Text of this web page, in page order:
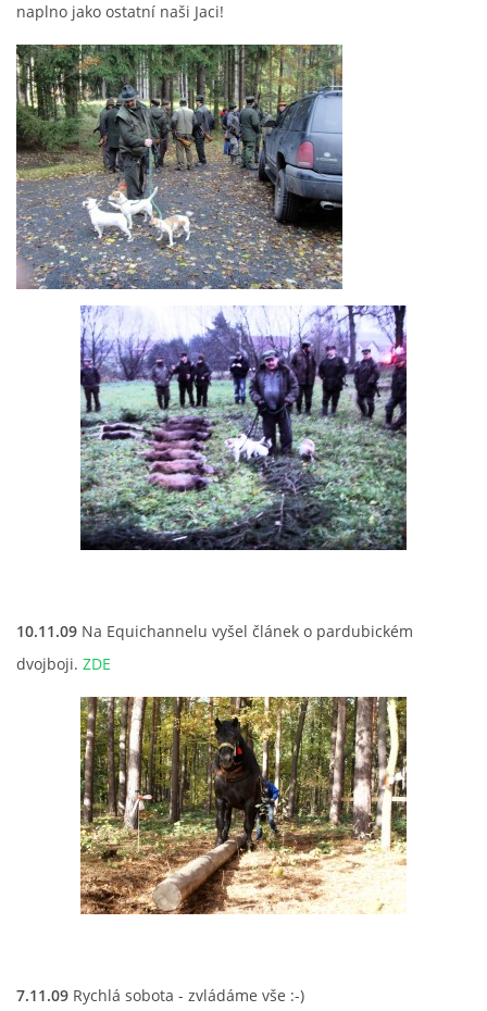
ARCHIV NOVINEK
© 2026 eStránky.cz
naplno jako ostatní naši Jaci!
10.11.09 Na Equichannelu vyšel článek o pardubickém
dvojboji. ZDE
7.11.09 Rychlá sobota - zvládáme vše :-)